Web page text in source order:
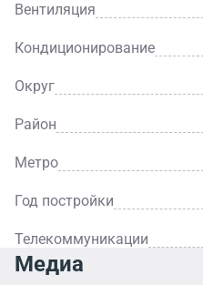
Вентиляция
Кондиционирование
Округ
Район
Метро
Год постройки
Телекоммуникации
Медиа